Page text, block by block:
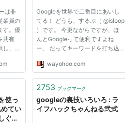
作成可能
は​非
業員の​
す。​優
共有
し、​優
など
しま
ずし
Googleを世界で二番目にあいし
てる！ どうも、するぷ（ @isloop
）です。 今更ながらですが、ほ
んとGoogleって便利ですよね
ー。 だってキーワードを打ち込
むだけで、全世界から、それに関
連した情報をリストアップしてく
前に使ってるんでしょうけど、こ
か！？ ...
wayohoo.com
使っ
てい
ぐら
2753 ブックマーク
googleの裏技いろいろ : ラ
イフハックちゃんねる弐式